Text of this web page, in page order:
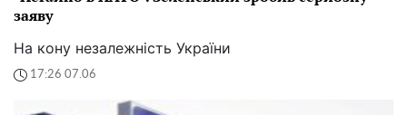
заяву
На кону незалежність України
17:26 07.06